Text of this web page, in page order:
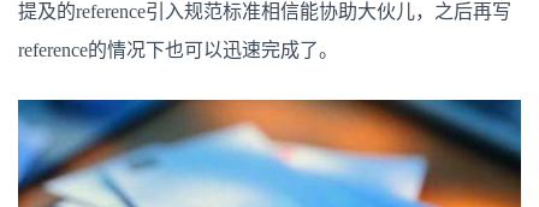
注
引
规
标
提及的reference引入规范标准相信能协助大伙儿，之后再写
reference的情况下也可以迅速完成了。